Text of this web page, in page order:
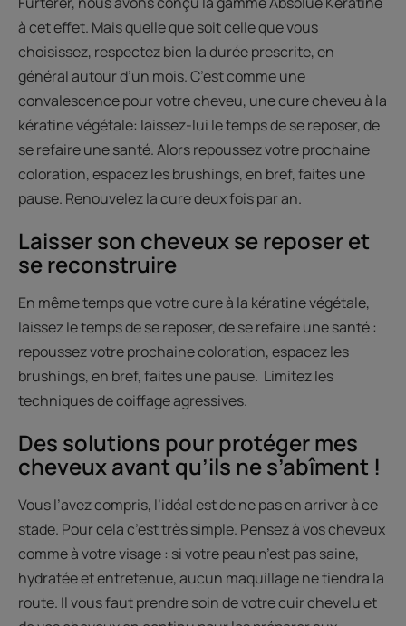
à cet effet. Mais quelle que soit celle que vous
choisissez, respectez bien la durée prescrite, en
général autour d’un mois. C’est comme une
convalescence pour votre cheveu, une cure cheveu à la
kératine végétale: laissez-lui le temps de se reposer, de
se refaire une santé. Alors repoussez votre prochaine
coloration, espacez les brushings, en bref, faites une
pause. Renouvelez la cure deux fois par an.
Laisser son cheveux se reposer et
se reconstruire
En même temps que votre cure à la kératine végétale,
laissez le temps de se reposer, de se refaire une santé :
repoussez votre prochaine coloration, espacez les
brushings, en bref, faites une pause. Limitez les
techniques de coiffage agressives.
Des solutions pour protéger mes
cheveux avant qu’ils ne s’abîment !
Vous l’avez compris, l’idéal est de ne pas en arriver à ce
stade. Pour cela c’est très simple. Pensez à vos cheveux
comme à votre visage : si votre peau n’est pas saine,
hydratée et entretenue, aucun maquillage ne tiendra la
route. Il vous faut prendre soin de votre cuir chevelu et